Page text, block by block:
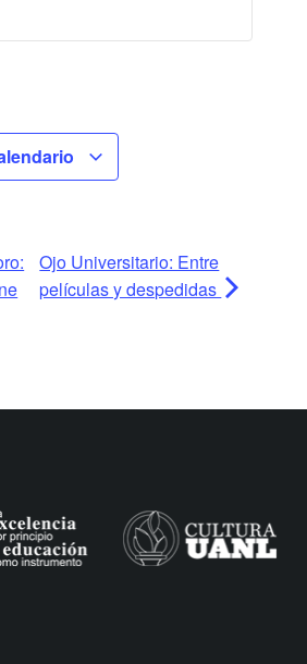
Ojo Universitario: Entre
películas y despedidas